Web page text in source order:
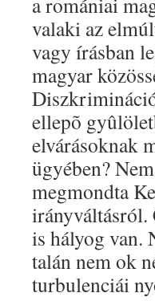
valaki az
vagy írásban
magyar
ellepõ
elvárásoknak
ügyében?
megmondta
irányváltásról.
is hályog van.
talán nem ok
turbulenciái